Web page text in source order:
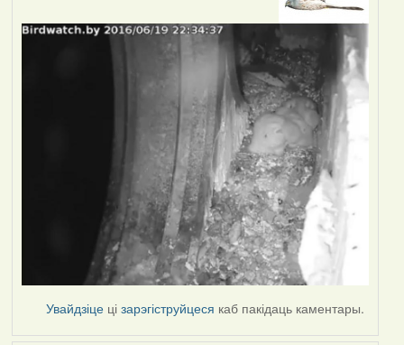
Увайдзіце цізарэгіструйцеся каб пакідаць каментары.